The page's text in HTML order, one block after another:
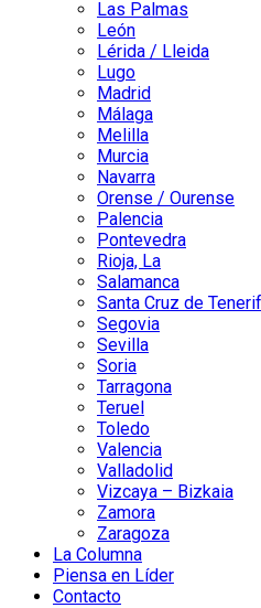
Las Palmas
León
Lérida / Lleida
Lugo
Madrid
Málaga
Melilla
Murcia
Navarra
Orense / Ourense
Palencia
Pontevedra
Rioja, La
Salamanca
Santa Cruz de
Segovia
Sevilla
Soria
Tarragona
Teruel
Toledo
Valencia
Valladolid
Vizcaya – Bizkaia
Zamora
Zaragoza
La Columna
Piensa en Líder
Contacto